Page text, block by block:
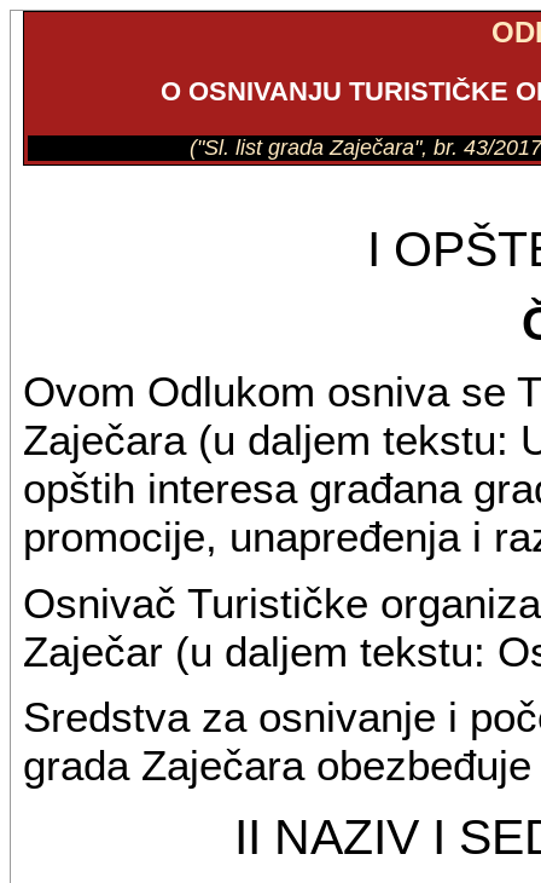
O OSNIVANJU TURISTIČKE
("Sl. list grada Zaječara", br. 43/
I
Ovom Odlukom osniva se
Zaječara (u daljem tekstu:
opštih interesa građana
promocije, unapređenja i
Osnivač Turističke
Zaječar (u daljem tekstu:
Sredstva za osnivanje i
grada Zaječara
II NAZIV I